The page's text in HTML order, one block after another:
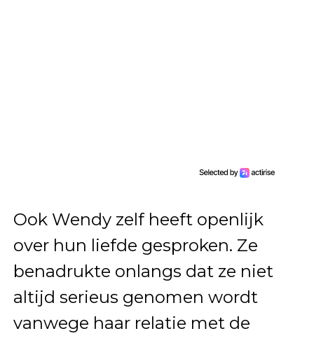
Ook Wendy zelf heeft openlijk
over hun liefde gesproken. Ze
benadrukte onlangs dat ze niet
altijd serieus genomen wordt
vanwege haar relatie met de